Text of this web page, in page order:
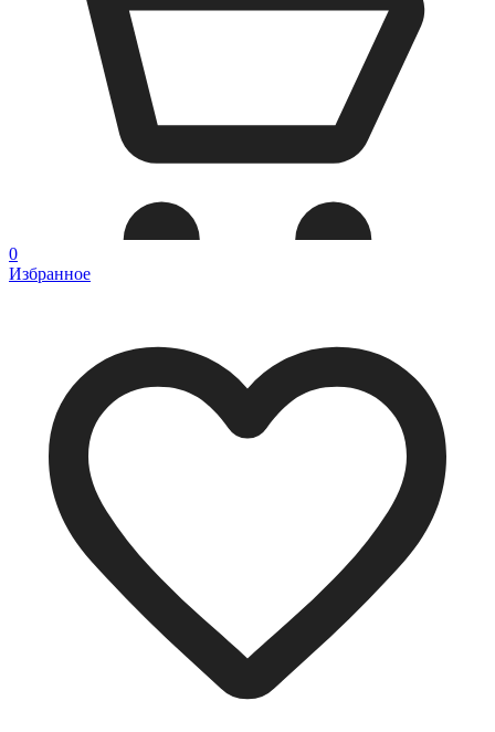
0
Избранное